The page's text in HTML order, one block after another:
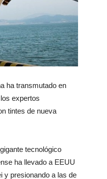
ha transmutado en
expertos
tintes de nueva
tecnológico
ha llevado a EEUU
y presionando a las de